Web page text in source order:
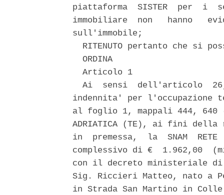
piattaforma  SISTER  per
immobiliare  non   hanno
sull'immobile;
RITENUTO pertanto che si
  ORDINA
  Articolo 1
Ai  sensi  dell'articolo
indennita' per l'occupazione
al foglio 1, mappali 444, 640
ADRIATICA (TE), ai fini della
in  premessa,  la  SNAM
complessivo di €  1.962,00
con il decreto ministeriale di
Sig. Riccieri Matteo, nato a
in Strada San Martino in Colle -